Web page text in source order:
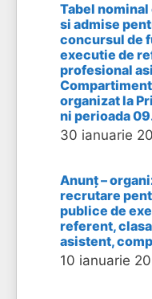
Tabel
si admise
concursul de
executie de
profesional
organizat la
ni perioada
30 ianuarie
Anunț –
recrutare
publice de
referent,
asistent,
10 ianuarie